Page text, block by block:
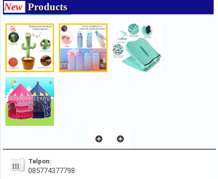
New Products
Telpon:
085774377798